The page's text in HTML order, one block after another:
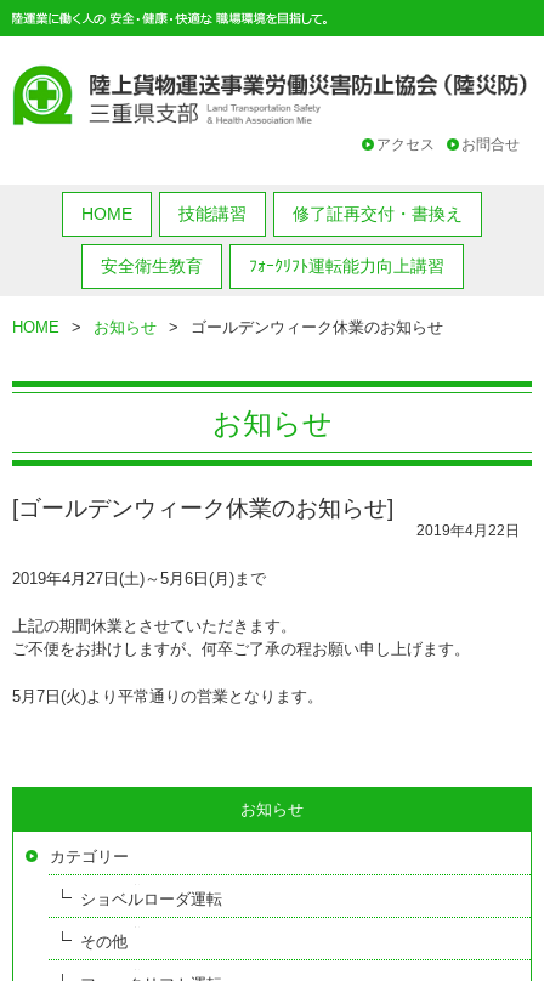
お問合せ
アクセス
HOME 技能講習 修了証再交付・書換え
安全衛生教育 ﾌｫｰｸﾘﾌﾄ運転能力向上講習
HOME > お知らせ > ゴールデンウィーク休業のお知らせ
お知らせ
[ゴールデンウィーク休業のお知らせ]
2019年4月22日
2019年4月27日(土)～5月6日(月)まで
上記の期間休業とさせていただきます。
ご不便をお掛けしますが、何卒ご了承の程お願い申し上げます。
5月7日(火)より平常通りの営業となります。
お知らせ
カテゴリー
ショベルローダ運転
その他